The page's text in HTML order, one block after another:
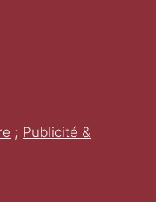
; Publicité &